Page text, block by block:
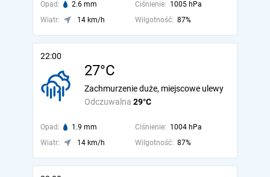
Opad: 2.6 mm Ciśnienie: 1005 hPa
Wiatr:
14 km/h Wilgotność: 87%
22:00
27°C
Odczuwalna 29°C
Zachmurzenie duże, miejscowe ulewy
Opad: 1.9 mm Ciśnienie: 1004 hPa
Wiatr:
14 km/h Wilgotność: 87%